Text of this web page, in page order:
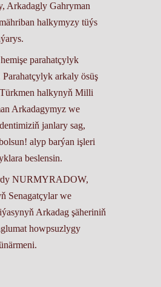
Arkadagly Gahryman
halkymyzy tüýs
parahatçylyk
arkaly ösüş
halkynyň Milli
Arkadagymyz we
janlary sag,
alyp barýan işleri
beslensin.
NURMYRADOW,
Senagatçylar we
Arkadag şäheriniň
howpsuzlygy